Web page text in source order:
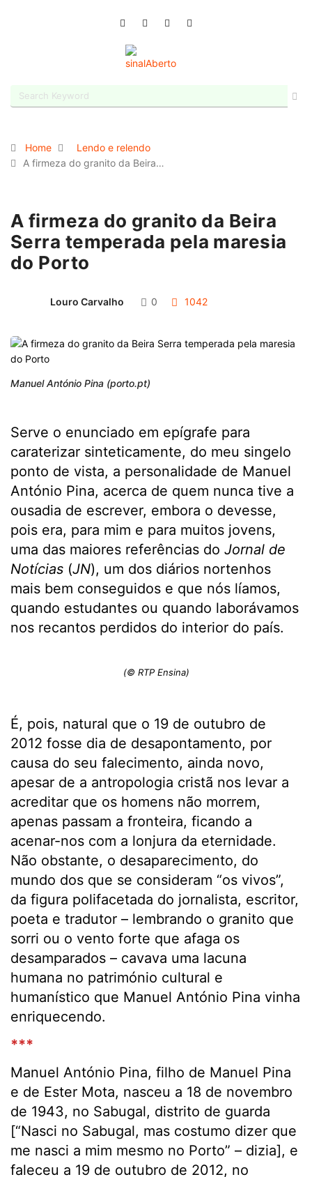
Home
Lendo e relendo
A firmeza do granito da Beira…
A firmeza do granito da Beira
Serra temperada pela maresia
do Porto
Louro Carvalho 0 1042
Manuel António Pina (porto.pt)
Serve o enunciado em epígrafe para
caraterizar sinteticamente, do meu singelo
ponto de vista, a personalidade de Manuel
António Pina, acerca de quem nunca tive a
ousadia de escrever, embora o devesse,
pois era, para mim e para muitos jovens,
uma das maiores referências do Jornal de
Notícias (JN), um dos diários nortenhos
mais bem conseguidos e que nós líamos,
quando estudantes ou quando laborávamos
nos recantos perdidos do interior do país.
(© RTP Ensina)
É, pois, natural que o 19 de outubro de
2012 fosse dia de desapontamento, por
causa do seu falecimento, ainda novo,
apesar de a antropologia cristã nos levar a
acreditar que os homens não morrem,
apenas passam a fronteira, ficando a
acenar-nos com a lonjura da eternidade.
Não obstante, o desaparecimento, do
mundo dos que se consideram “os vivos”,
da figura polifacetada do jornalista, escritor,
poeta e tradutor – lembrando o granito que
sorri ou o vento forte que afaga os
desamparados – cavava uma lacuna
humana no património cultural e
humanístico que Manuel António Pina vinha
enriquecendo.
***
Manuel António Pina, filho de Manuel Pina
e de Ester Mota, nasceu a 18 de novembro
de 1943, no Sabugal, distrito de guarda
[“Nasci no Sabugal, mas costumo dizer que
me nasci a mim mesmo no Porto” – dizia], e
faleceu a 19 de outubro de 2012, no